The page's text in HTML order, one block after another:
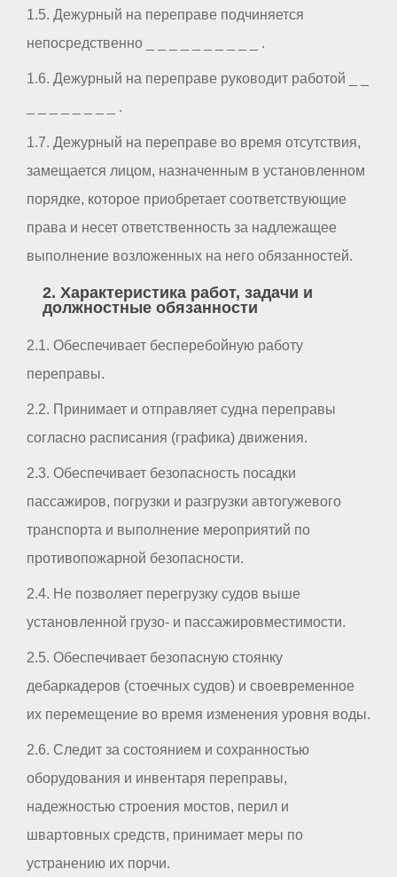
1.5. Дежурный на переправе подчиняется
непосредственно _ _ _ _ _ _ _ _ _ _ .
1.6. Дежурный на переправе руководит работой _ _
_ _ _ _ _ _ _ _ .
1.7. Дежурный на переправе во время отсутствия,
замещается лицом, назначенным в установленном
порядке, которое приобретает соответствующие
права и несет ответственность за надлежащее
выполнение возложенных на него обязанностей.
2. Характеристика работ, задачи и
должностные обязанности
2.1. Обеспечивает бесперебойную работу
переправы.
2.2. Принимает и отправляет судна переправы
согласно расписания (графика) движения.
2.3. Обеспечивает безопасность посадки
пассажиров, погрузки и разгрузки автогужевого
транспорта и выполнение мероприятий по
противопожарной безопасности.
2.4. Не позволяет перегрузку судов выше
установленной грузо- и пассажировместимости.
2.5. Обеспечивает безопасную стоянку
дебаркадеров (стоечных судов) и своевременное
их перемещение во время изменения уровня воды.
2.6. Следит за состоянием и сохранностью
оборудования и инвентаря переправы,
надежностью строения мостов, перил и
швартовных средств, принимает меры по
устранению их порчи.